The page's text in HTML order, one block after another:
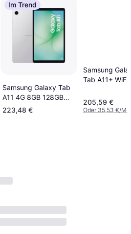
Im Trend
Samsung Galaxy Tab
A11 4G 8GB 128GB
Silver
223,48 €
Samsung
Tab A11+ WiFi
Silver
205,59 €
Oder 35,53 €/